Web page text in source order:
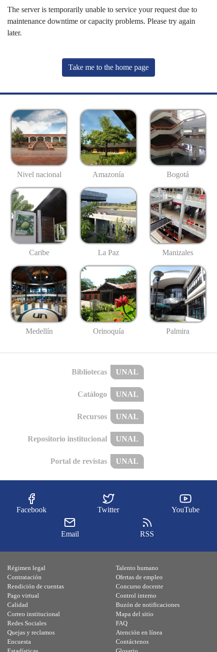
The server is temporarily unable to service your request due to
maintenance downtime or capacity problems. Please try again
later.
Take me to the home page
Nivel nacional Amazonía Bogotá
Caribe La Paz Manizales
Medellín Orinoquía Palmira
Bibliotecas UNAL
Catálogo UNAL
Recursos UNAL
Repositorio institucional UNAL
Portal de revistas UNAL
Facebook Twitter YouTube
Email RSS
Régimen legal
Contratación
Rendición de cuentas
Pago virtual
Calidad
Talento humano
Ofertas de empleo
Concurso docente
Control interno
Buzón de notificaciones
Correo institucional
Redes Sociales
Quejas y reclamos
Encuesta
Mapa del sitio
FAQ
Atención en línea
Contáctenos